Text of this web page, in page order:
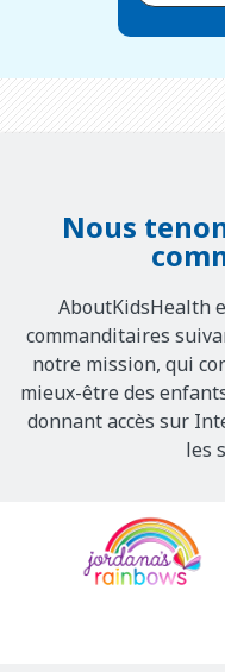
Nous
AboutKidsHealth
commanditaires
notre mission, qui
mieux-être des
donnant accès sur
les
Sponsors